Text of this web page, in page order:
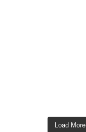
Load More